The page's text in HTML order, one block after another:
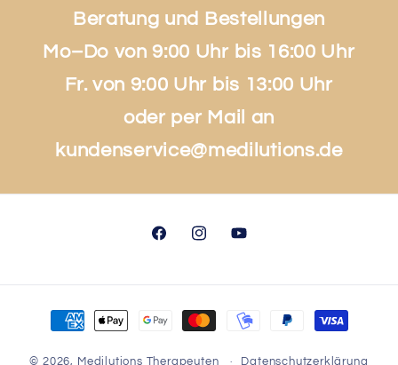
Beratung und Bestellungen
Mo–Do von 9:00 Uhr bis 16:00 Uhr
Fr. von 9:00 Uhr bis 13:00 Uhr
oder per Mail an
kundenservice@medilutions.de
FacebookInstagramYouTube
Zahlungsmethoden
© 2026, Medilutions Therapeuten Datenschutzerklärung